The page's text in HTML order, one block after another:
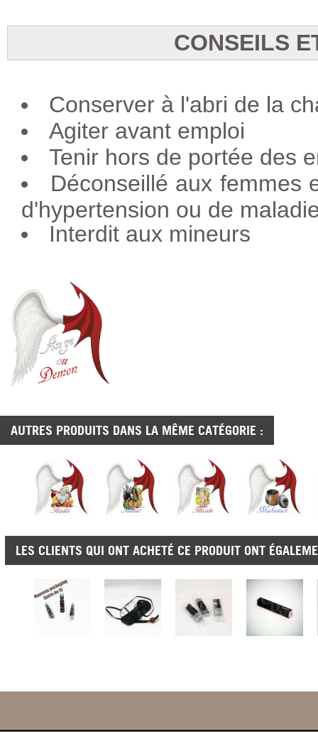
CONSEILS
Conserver à l'abri de la
Agiter avant emploi
Tenir hors de portée des
Déconseillé aux femmes
d'hypertension ou de
Interdit aux mineurs
AUTRES PRODUITS DANS LA MÊME CATÉGORIE :
LES CLIENTS QUI ONT ACHETÉ CE PRODUIT ONT